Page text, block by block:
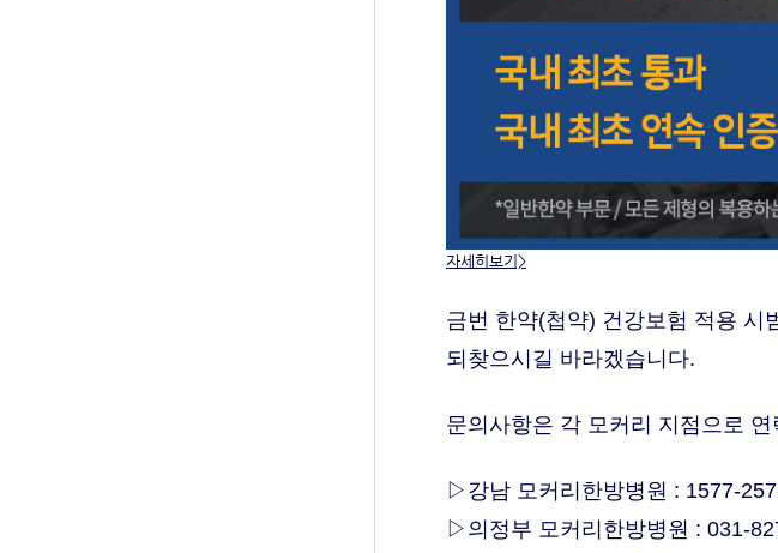
자세히보기>
금번 한약(첩약) 건강보험 적용
되찾으시길 바라겠습니다.
문의사항은 각 모커리 지점으로
▷강남 모커리한방병원 : 1577-
▷의정부 모커리한방병원 : 031-